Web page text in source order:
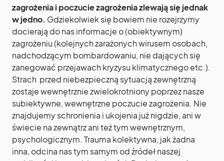
zagrożenia i poczucie zagrożenia zlewają się jednak
w jedno. Gdziekolwiek się bowiem nie rozejrzymy
docierają do nas informacje o (obiektywnym)
zagrożeniu (kolejnych zarażonych wirusem osobach,
nadchodzącym bombardowaniu, nie dających się
zanegować przejawach kryzysu klimatycznego etc.).
Strach przed niebezpieczną sytuacją zewnętrzną
zostaje wewnętrznie zwielokrotniony poprzez nasze
subiektywne, wewnętrzne poczucie zagrożenia. Nie
znajdujemy schronienia i ukojenia już nigdzie, ani w
świecie na zewnątrz ani też tym wewnętrznym,
psychologicznym. Trauma kolektywna, jak żadna
inna, odcina nas tym samym od źródeł naszej